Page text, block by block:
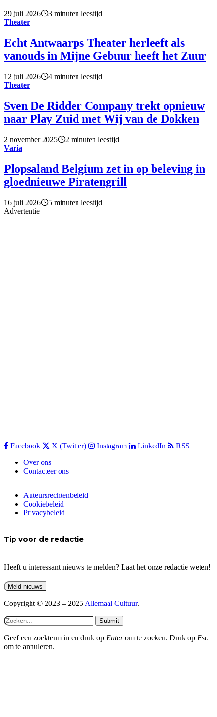
29 juli 2026
3 minuten leestijd
Theater
Echt Antwaarps Theater herleeft als
vanouds in Mijne Gebuur heeft het Zuur
12 juli 2026
4 minuten leestijd
Theater
Sven De Ridder Company trekt opnieuw
naar Play Zuid met Wij van de Dokken
2 november 2025
2 minuten leestijd
Varia
Plopsaland Belgium zet in op beleving in
gloednieuwe Piratengrill
16 juli 2026
5 minuten leestijd
Advertentie
Facebook X (Twitter) Instagram LinkedIn
RSS
Over ons
Contacteer ons
Auteursrechtenbeleid
Cookiebeleid
Privacybeleid
Tip voor de redactie
Heeft u interessant nieuws te melden? Laat het onze redactie weten!
Copyright © 2023 – 2025Allemaal Cultuur.
Submit
Geef een zoekterm in en druk op Enterom te zoeken. Druk op Esc
om te annuleren.